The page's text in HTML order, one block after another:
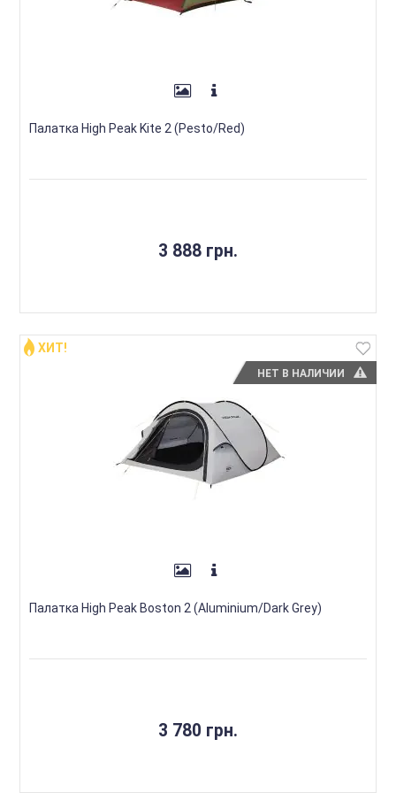
Палатка High Peak Kite 2 (Pesto/Red)
3 888 грн.
НЕТ В НАЛИЧИИ
ХИТ!
Палатка High Peak Boston 2 (Aluminium/Dark Grey)
3 780 грн.